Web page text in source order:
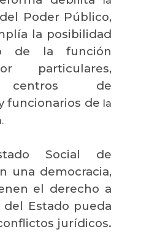
del Poder Público,
la posibilidad
de la función
particulares,
centros de
funcionarios de la
Social de
una democracia,
el derecho a
Estado pueda
jurídicos.